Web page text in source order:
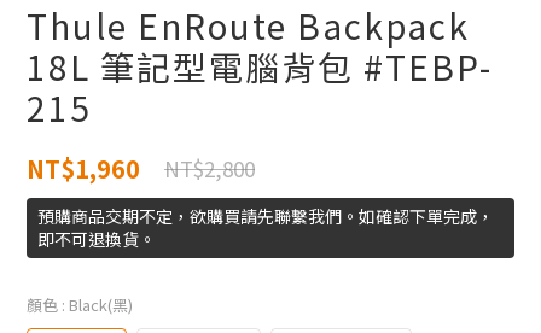
Thule EnRoute Backpack
18L 筆記型電腦背包 #TEBP-
215
NT$1,960 NT$2,800
預購商品交期不定，欲購買請先聯繫我們。如確認下單完成，
即不可退換貨。
顏色 : Black(黑)